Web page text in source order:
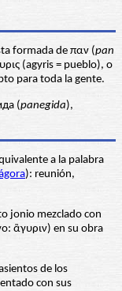
formada de παν (pan
(agyris = pueblo), o
para toda la gente.
(panegida),
a la palabra
): reunión,
jonio mezclado con
ἂγυριν) en su obra
de los
con sus